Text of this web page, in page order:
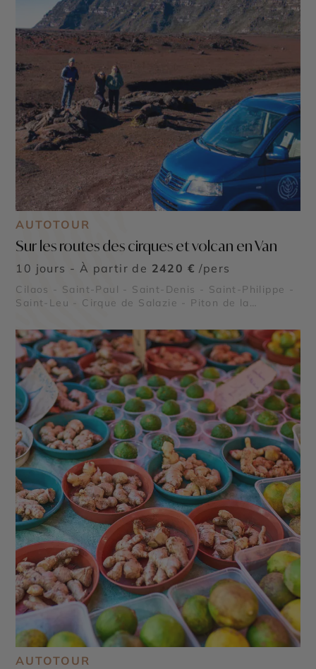
AUTOTOUR
Sur les routes des cirques et volcan en Van
10 jours - À partir de 2420 € /pers
Cilaos - Saint-Paul - Saint-Denis - Saint-Philippe -
Saint-Leu - Cirque de Salazie - Piton de la
AUTOTOUR